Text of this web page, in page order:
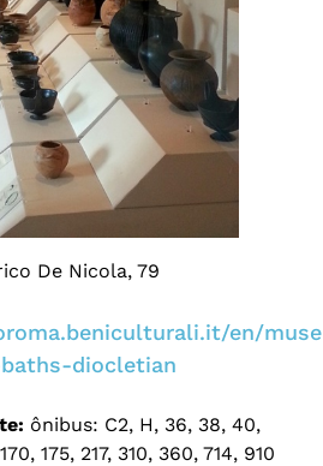
De Nicola, 79
en/
diocletian
ônibus: C2, H, 36, 38, 40,
175, 217, 310, 360, 714, 910